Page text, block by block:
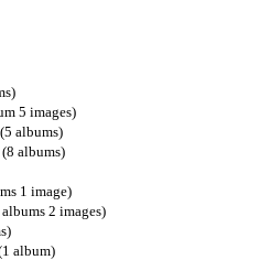
5 images)
(5 albums)
(8 albums)
1 image)
2 images)
album)